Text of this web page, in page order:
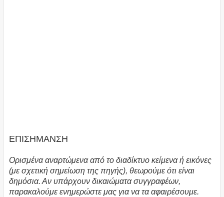
ΕΠΙΣΗΜΑΝΣΗ
Ορισμένα αναρτώμενα από το διαδίκτυο κείμενα ή εικόνες
(με σχετική σημείωση της πηγής), θεωρούμε ότι είναι
δημόσια. Αν υπάρχουν δικαιώματα συγγραφέων,
παρακαλούμε ενημερώστε μας για να τα αφαιρέσουμε.